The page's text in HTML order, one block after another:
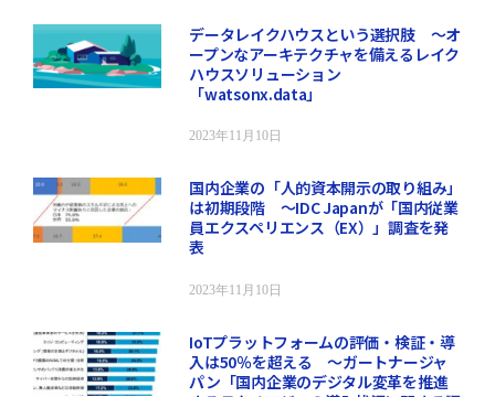
データレイクハウスという選択肢 ～オ
ープンなアーキテクチャを備えるレイク
ハウスソリューション
「watsonx.data」
2023年11月10日
国内企業の「人的資本開示の取り組み」
は初期段階 ～IDC Japanが「国内従業
員エクスペリエンス（EX）」調査を発
表
2023年11月10日
IoTプラットフォームの評価・検証・導
入は50％を超える ～ガートナージャ
パン「国内企業のデジタル変革を推進